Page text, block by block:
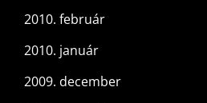
2010. február
2010. január
2009. december